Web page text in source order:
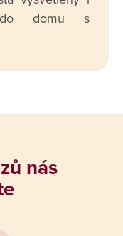
domu s
nás